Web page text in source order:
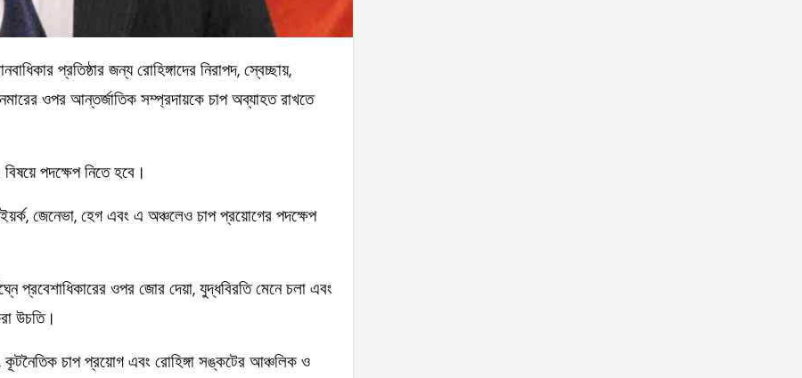
ওপর আন্তর্জাতিক সম্প্রদায়কে চাপ অব্যাহত রাখতে
পদক্ষেপ নিতে হবে।
জেনেভা, হেগ এবং এ অঞ্চলেও চাপ প্রয়োগের পদক্ষেপ
প্রবেশাধিকারের ওপর জোর দেয়া, যুদ্ধবিরতি মেনে চলা এবং
উচতি।
কূটনৈতিক চাপ প্রয়োগ এবং রোহিঙ্গা সঙ্কটের আঞ্চলিক ও